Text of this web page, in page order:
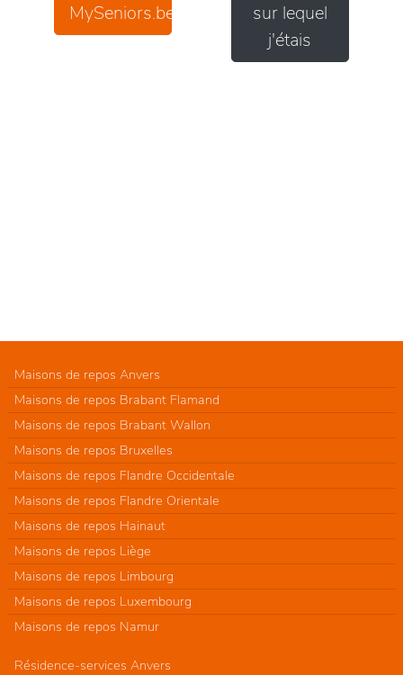
MySeniors.be
sur lequel
j'étais
Maisons de repos Anvers
Maisons de repos Brabant Flamand
Maisons de repos Brabant Wallon
Maisons de repos Bruxelles
Maisons de repos Flandre Occidentale
Maisons de repos Flandre Orientale
Maisons de repos Hainaut
Maisons de repos Liège
Maisons de repos Limbourg
Maisons de repos Luxembourg
Maisons de repos Namur
Résidence-services Anvers